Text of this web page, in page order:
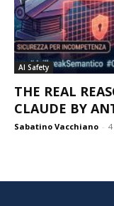
AI Safety
THE REAL
CLAUDE BY
Sabatino Vacchiano -